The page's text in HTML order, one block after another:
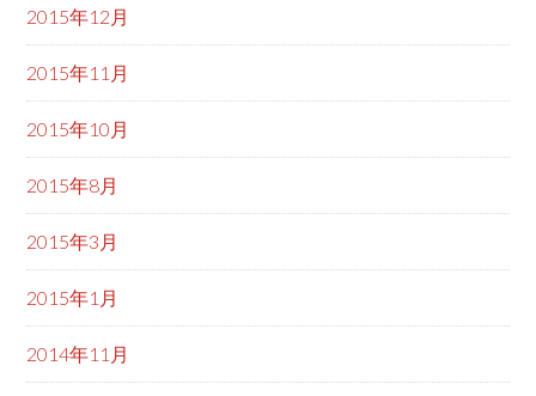
2015年12月
2015年11月
2015年10月
2015年8月
2015年3月
2015年1月
2014年11月